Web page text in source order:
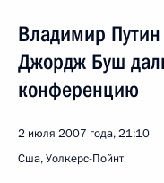
Владимир
Джордж Буш
конференцию
2 июля 2007 года, 21:10
Сша, Уолкерс-Пойнт